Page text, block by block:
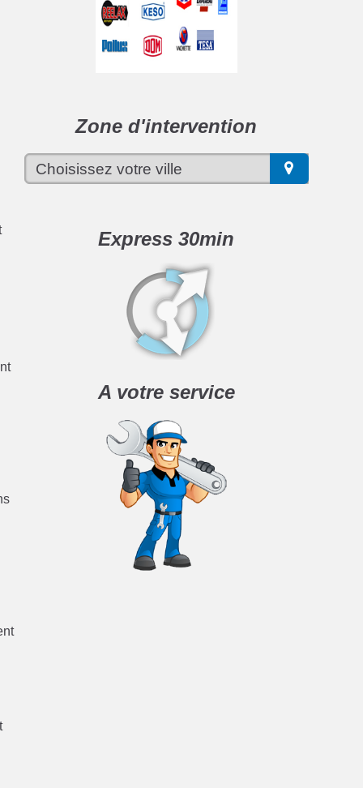
Zone d'intervention
Express 30min
A votre service